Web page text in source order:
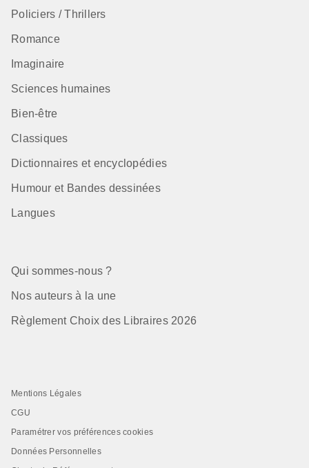
Policiers / Thrillers
Romance
Imaginaire
Sciences humaines
Bien-être
Classiques
Dictionnaires et encyclopédies
Humour et Bandes dessinées
Langues
Qui sommes-nous ?
Nos auteurs à la une
Règlement Choix des Libraires 2026
Mentions Légales
CGU
Paramétrer vos préférences cookies
Données Personnelles